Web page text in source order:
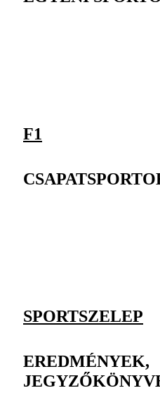
F1
SPORTSZELEP
EREDMÉNYEK,